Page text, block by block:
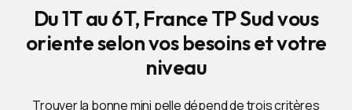
Du 1T au 6T, France TP Sud vous
oriente selon vos besoins et votre
niveau
Trouver la bonne mini pelle dépend de trois critères